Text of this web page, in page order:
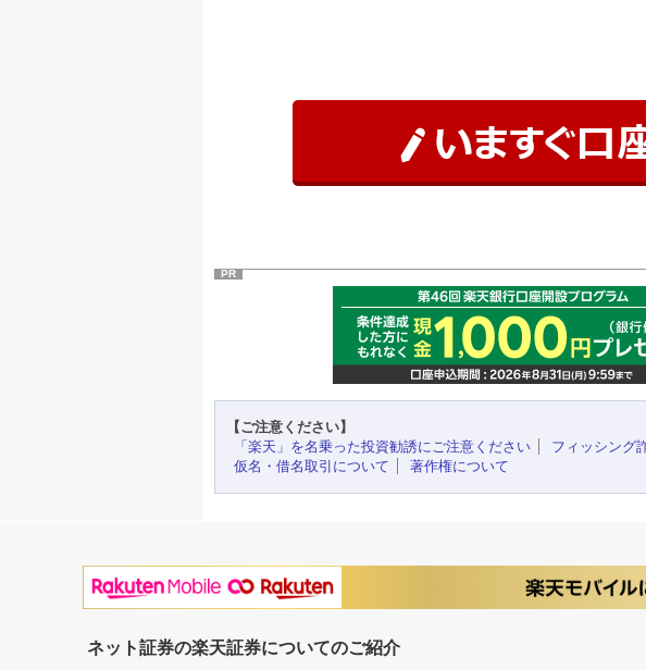
PR
【ご注意ください】
「楽天」を名乗った投資勧誘にご注意ください
フィッシング
仮名・借名取引について
著作権について
ネット証券の楽天証券についてのご紹介